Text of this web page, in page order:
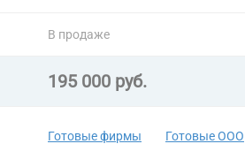
В продаже
195 000 руб.
Готовые фирмы Готовые ООО